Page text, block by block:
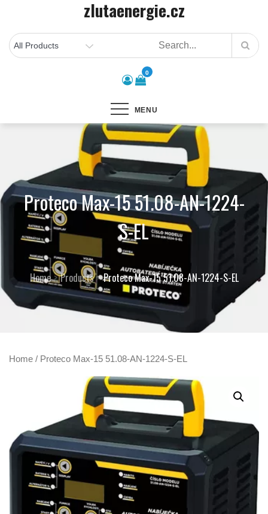
content
zlutaenergie.cz
0
MENU
Proteco Max-15 51.08-AN-1224-
S-EL
Home Products Proteco Max-15 51.08-AN-1224-S-EL
Home / Proteco Max-15 51.08-AN-1224-S-EL